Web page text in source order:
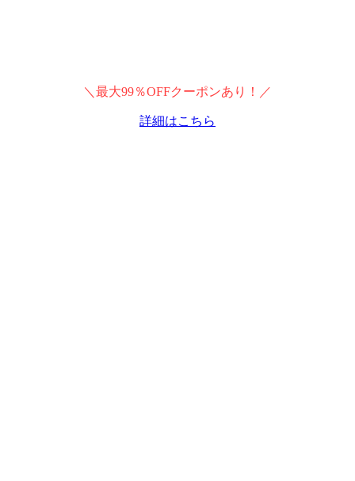
＼最大99％OFFクーポンあり！／
詳細はこちら